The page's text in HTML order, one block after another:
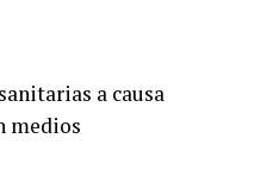
a causa
medios